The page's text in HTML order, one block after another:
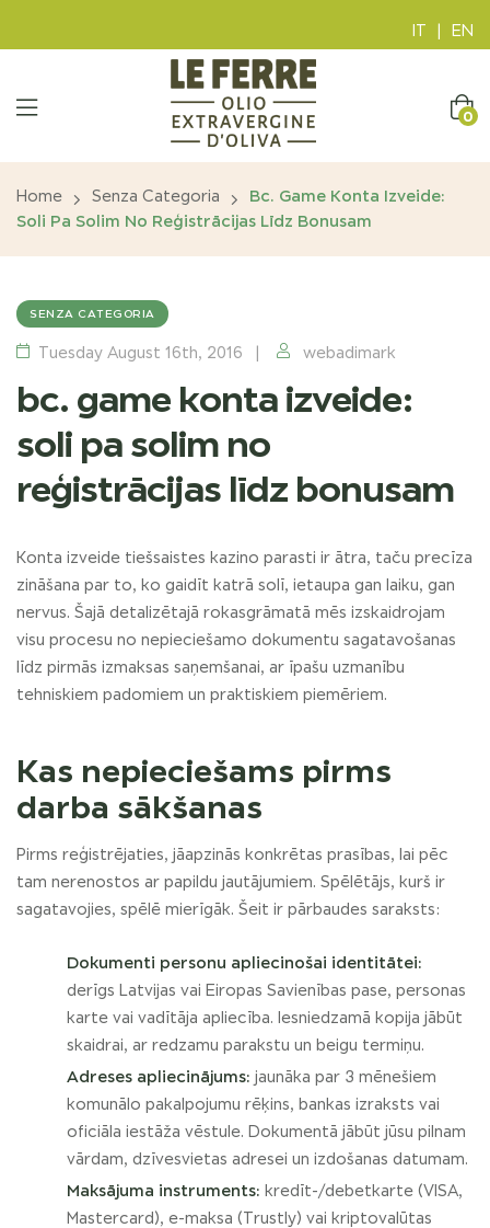
IT EN
0
Home Senza Categoria
Bc. Game Konta Izveide:
Soli Pa Solim No Reģistrācijas Līdz Bonusam
SENZA CATEGORIA
Tuesday August 16th, 2016 webadimark
bc. game konta izveide:
soli pa solim no
reģistrācijas līdz bonusam
Konta izveide tiešsaistes kazino parasti ir ātra, taču precīza
zināšana par to, ko gaidīt katrā solī, ietaupa gan laiku, gan
nervus. Šajā detalizētajā rokasgrāmatā mēs izskaidrojam
visu procesu no nepieciešamo dokumentu sagatavošanas
līdz pirmās izmaksas saņemšanai, ar īpašu uzmanību
tehniskiem padomiem un praktiskiem piemēriem.
Kas nepieciešams pirms
darba sākšanas
Pirms reģistrējaties, jāapzinās konkrētas prasības, lai pēc
tam nerenostos ar papildu jautājumiem. Spēlētājs, kurš ir
sagatavojies, spēlē mierīgāk. Šeit ir pārbaudes saraksts:
Dokumenti personu apliecinošai identitātei:
derīgs Latvijas vai Eiropas Savienības pase, personas
karte vai vadītāja apliecība. Iesniedzamā kopija jābūt
skaidrai, ar redzamu parakstu un beigu termiņu.
Adreses apliecinājums: jaunāka par 3 mēnešiem
komunālo pakalpojumu rēķins, bankas izraksts vai
oficiāla iestāža vēstule. Dokumentā jābūt jūsu pilnam
vārdam, dzīvesvietas adresei un izdošanas datumam.
Maksājuma instruments: kredīt-/debetkarte (VISA,
Mastercard), e-maksa (Trustly) vai kriptovalūtas